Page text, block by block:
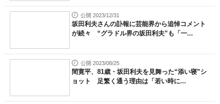
公開 2023/12/31
坂田利夫さんの訃報に芸能界から追悼コメント
が続々 “グラドル界の坂田利夫”も「一...
公開 2023/08/25
間寛平、81歳・坂田利夫を見舞った“添い寝”シ
ョット 足繁く通う理由は「若い時に...